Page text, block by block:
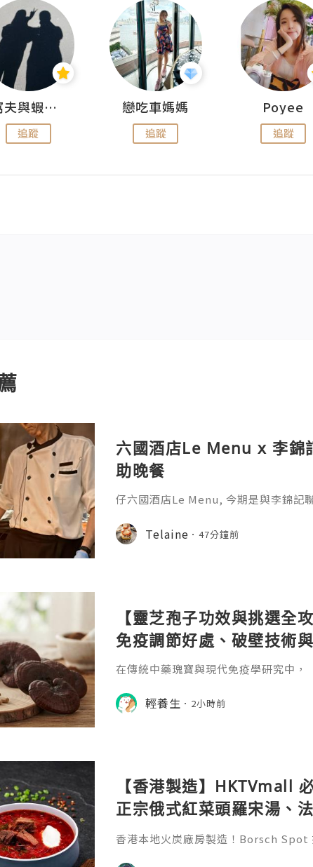
窩夫與蝦子餅
追蹤
戀吃車媽媽
追蹤
Poyee
追蹤
六國酒店Le Menu x 李錦
助晚餐
仔六國酒店Le Menu, 今期是與李錦記
李錦記聯乘推出特色菜式，將李錦記經
gimmick, 仲有不同優惠，性價比超高!
Telaine 47分鐘前
【靈芝孢子功效與挑選全
免疫調節好處、破壁技術
在傳統中藥瑰寶與現代免疫學研究中
於追求全面提升免疫力、改善睡眠質素
市人而言，是備受推崇的頂級保健聖品
輕養生 2小時前
【香港製造】HKTVmall
正宗俄式紅菜頭羅宋湯、
膠原蛋白骨頭湯全攻略
香港本地火炭廠房製造！Borsch Spot